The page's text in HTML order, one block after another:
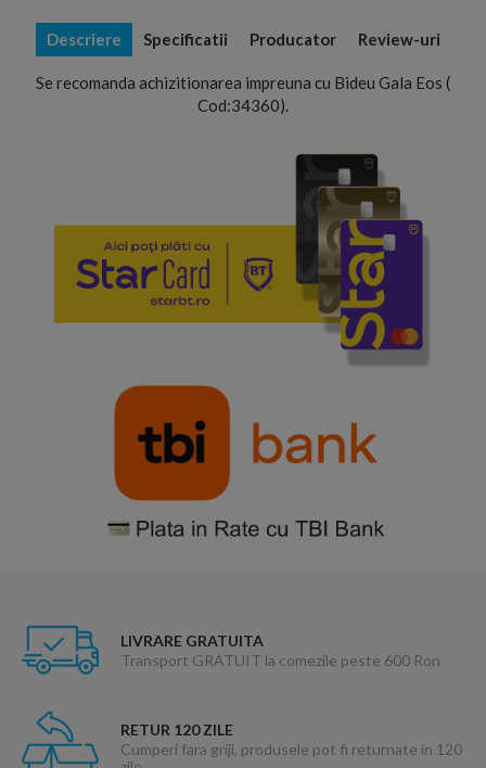
Descriere Specificatii Producator Review-uri
Se recomanda achizitionarea impreuna cu Bideu Gala Eos (
Cod:34360).
LIVRARE GRATUITA
Transport GRATUIT la comezile peste 600 Ron
RETUR 120 ZILE
Cumperi fara griji, produsele pot fi returnate in 120